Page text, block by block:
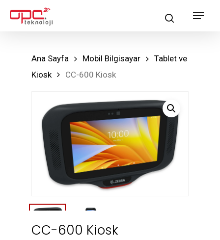
searchMenu
Ana Sayfa Mobil Bilgisayar
Tablet ve
Kiosk
CC-600 Kiosk
CC-600 Kiosk